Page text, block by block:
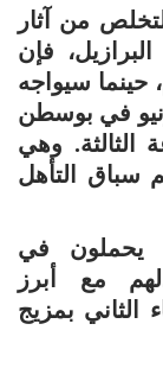
من آثار
فإن
حينما سيواجه
نظيره الإسكتلندي يوم 19 يونيو في بوسطن
الثالثة. وهي
سباق التأهل
يحملون في
مع أبرز
الثاني بمزيج